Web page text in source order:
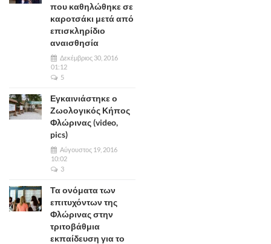
που καθηλώθηκε σε
καροτσάκι μετά από
επισκληρίδιο
αναισθησία
Δεκέμβριος 30, 2016
01:12
5
Εγκαινιάστηκε ο
Ζωολογικός Κήπος
Φλώρινας (video,
pics)
Αύγουστος 19, 2016
10:02
3
Τα ονόματα των
επιτυχόντων της
Φλώρινας στην
τριτοβάθμια
εκπαίδευση για το